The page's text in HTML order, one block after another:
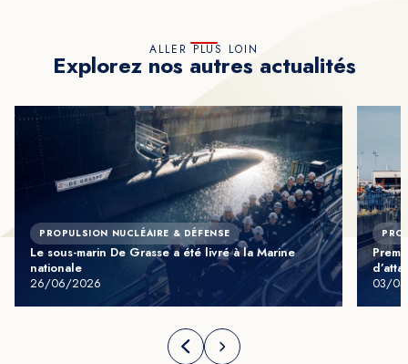
ALLER PLUS LOIN
Explorez nos autres actualités
PROPULSION NUCLÉAIRE & DÉFENSE
Le sous-marin De Grasse a été livré à la Marine
nationale
26/06/2026
03/